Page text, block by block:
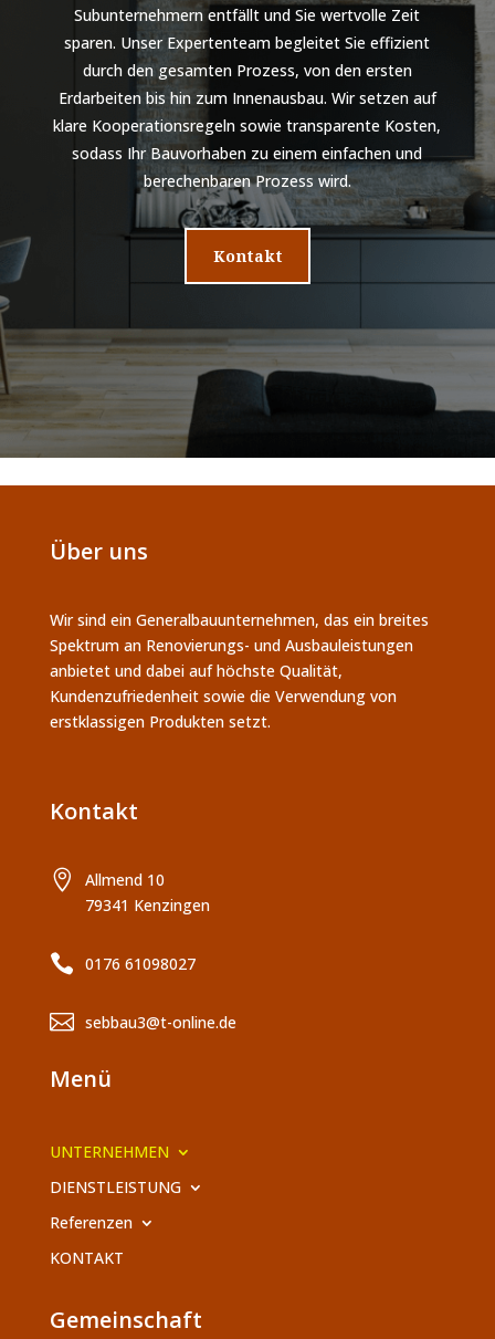
Subunternehmern entfällt und Sie wertvolle Zeit
sparen. Unser Expertenteam begleitet Sie effizient
durch den gesamten Prozess, von den ersten
Erdarbeiten bis hin zum Innenausbau. Wir setzen auf
klare Kooperationsregeln sowie transparente Kosten,
sodass Ihr Bauvorhaben zu einem einfachen und
berechenbaren Prozess wird.
Kontakt
Über uns
Wir sind ein Generalbauunternehmen, das ein breites
Spektrum an Renovierungs- und Ausbauleistungen
anbietet und dabei auf höchste Qualität,
Kundenzufriedenheit sowie die Verwendung von
erstklassigen Produkten setzt.
Kontakt

Allmend 10
79341 Kenzingen
 0176 61098027
 sebbau3@t-online.de
Menü
UNTERNEHMEN
DIENSTLEISTUNG
Referenzen
KONTAKT
Gemeinschaft